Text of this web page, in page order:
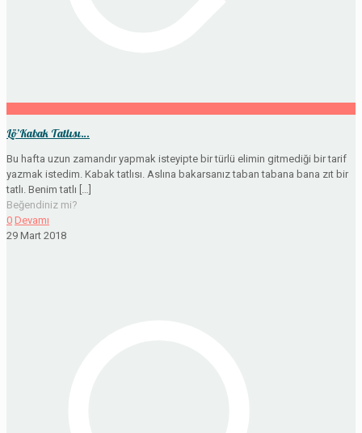
Lö’Kabak Tatlısı…
Bu hafta uzun zamandır yapmak isteyipte bir türlü elimin gitmediği bir tarif
yazmak istedim. Kabak tatlısı. Aslına bakarsanız taban tabana bana zıt bir
tatlı. Benim tatlı […]
Beğendiniz mi?
0 Devamı
29 Mart 2018